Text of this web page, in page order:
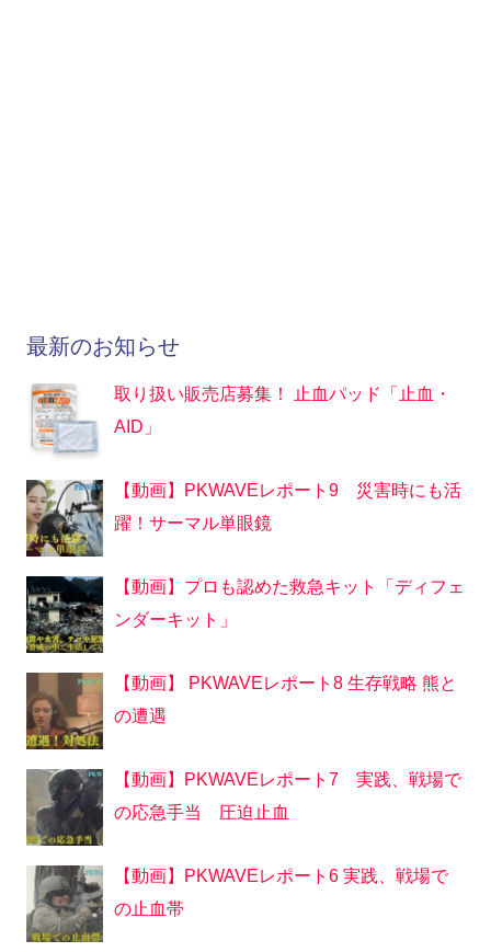
最新のお知らせ
取り扱い販売店募集！ 止血パッド「止血・
AID」
【動画】PKWAVEレポート9 災害時にも活
躍！サーマル単眼鏡
【動画】プロも認めた救急キット「ディフェ
ンダーキット」
【動画】 PKWAVEレポート8 生存戦略 熊と
の遭遇
【動画】PKWAVEレポート7 実践、戦場で
の応急手当 圧迫止血
【動画】PKWAVEレポート6 実践、戦場で
の止血帯